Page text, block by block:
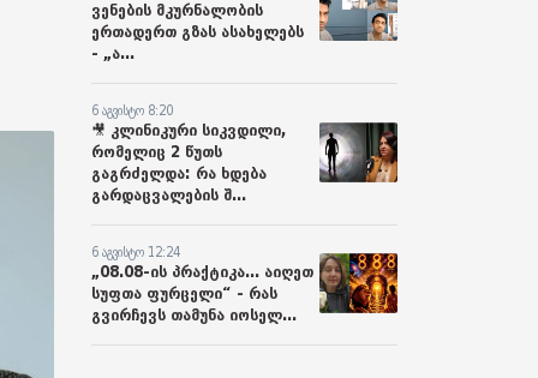
ვენების მკურნალობის
ერთადერთ გზას ასახელებს
- „ა...
6 აგვისტო 8:20
🎥 კლინიკური სიკვდილი,
რომელიც 2 წუთს
გაგრძელდა: რა ხდება
გარდაცვალების შ...
6 აგვისტო 12:24
„08.08-ის პრაქტიკა... აიღეთ
სუფთა ფურცელი“ - რას
გვირჩევს თამუნა იოსელ...